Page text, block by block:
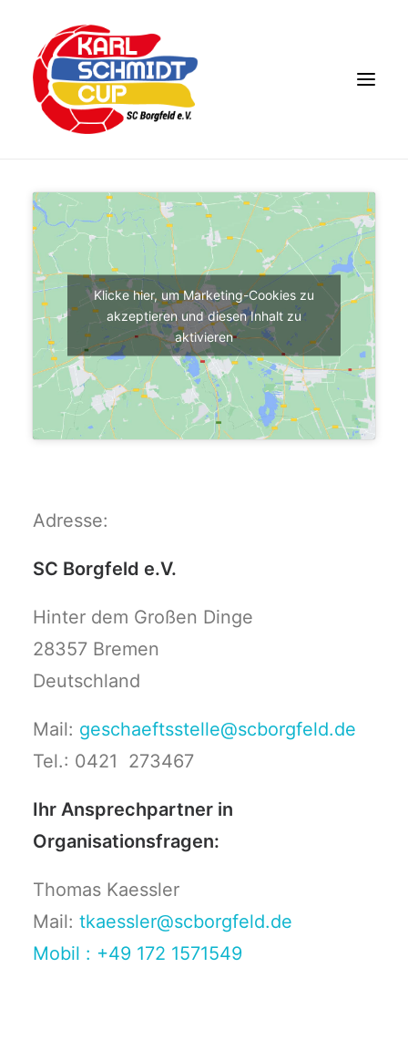
DAS EVENT
KARL SCHMIDT
KONTAKT
TEILNEHMER 2026Klicke hier, um Marketing-Cookies zu
akzeptieren und diesen Inhalt zu
aktivieren
Adresse:
SC Borgfeld e.V.
Hinter dem Großen Dinge
28357 Bremen
Deutschland
Mail: geschaeftsstelle@scborgfeld.de
Tel.: 0421 273467
Ihr Ansprechpartner in
Organisationsfragen:
Thomas Kaessler
Mail: tkaessler@scborgfeld.de
Mobil : +49 172 1571549